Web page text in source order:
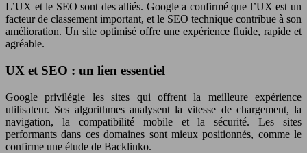
L’UX et le SEO sont des alliés. Google a confirmé que l’UX est un
facteur de classement important, et le SEO technique contribue à son
amélioration. Un site optimisé offre une expérience fluide, rapide et
agréable.
UX et SEO : un lien essentiel
Google privilégie les sites qui offrent la meilleure expérience
utilisateur. Ses algorithmes analysent la vitesse de chargement, la
navigation, la compatibilité mobile et la sécurité. Les sites
performants dans ces domaines sont mieux positionnés, comme le
confirme une étude de Backlinko.